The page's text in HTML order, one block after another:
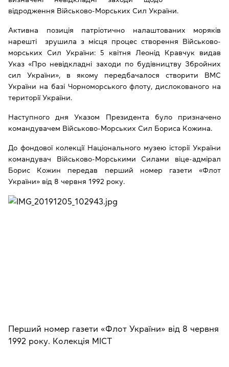
відродження Військово-Морських Сил України.
Активна позиція патріотично налаштованих моряків
нарешті зрушила з місця процес створення Військово-
морських Сил України: 5 квітня Леонід Кравчук видав
Указ «Про невідкладні заходи по будівництву Збройних
сил України», в якому передбачалося створити ВМС
України на базі Чорноморського флоту, дислокованого на
території України.
Наступного дня Указом Президента було призначено
командувачем Військово-Морських Сил Бориса Кожина.
До фондової колекції Національного музею історії України
командувач Військово-Морськими Силами віце-адмірал
Борис Кожин передав перший номер газети «Флот
України» від 8 червня 1992 року.
Перший номер газети «Флот України» від 8 червня
1992 року. Колекція МІСТ